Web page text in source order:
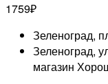
1759₽
Зеленоград,
Зеленоград,
магазин